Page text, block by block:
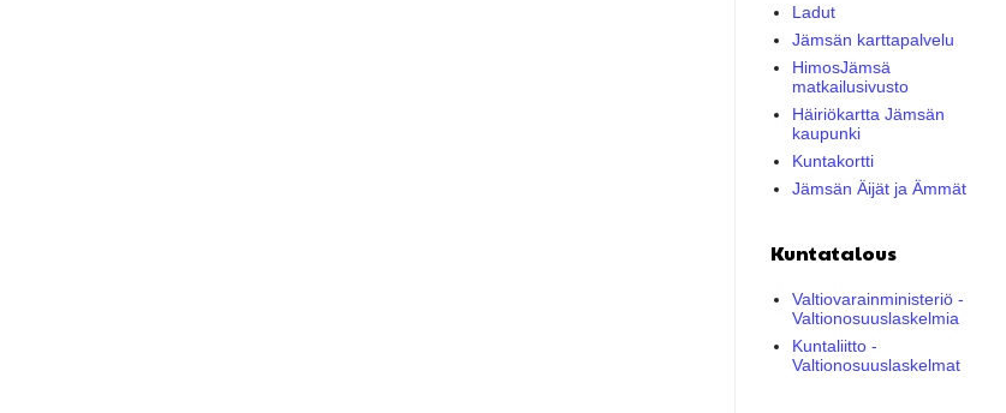
Ladut
Jämsän karttapalvelu
HimosJämsä
matkailusivusto
Häiriökartta Jämsän
kaupunki
Kuntakortti
Jämsän Äijät ja Ämmät
Kuntatalous
Valtiovarainministeriö -
Valtionosuuslaskelmia
Kuntaliitto -
Valtionosuuslaskelmat